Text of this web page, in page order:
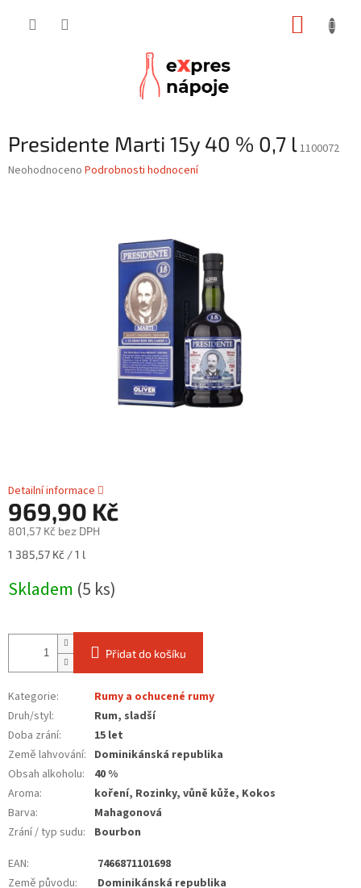
Presidente Marti 15y 40 % 0,7 l1100072
Průměrné
Neohodnoceno Podrobnosti hodnocení
Detailní informace
969,90 Kč
801,57 Kč bez DPH
Měrná
1 385,57 Kč / 1 l
Skladem (5 ks)
Přidat do košíku
Kategorie:
Rumy a ochucené rumy
Druh/styl:
Rum, sladší
Doba zrání:
15 let
Země lahvování: Dominikánská republika
Obsah alkoholu:
40 %
Aroma:
koření, Rozinky, vůně kůže, Kokos
Barva:
Mahagonová
Zrání / typ sudu:
Bourbon
EAN:
7466871101698
Země původu:
Dominikánská republika